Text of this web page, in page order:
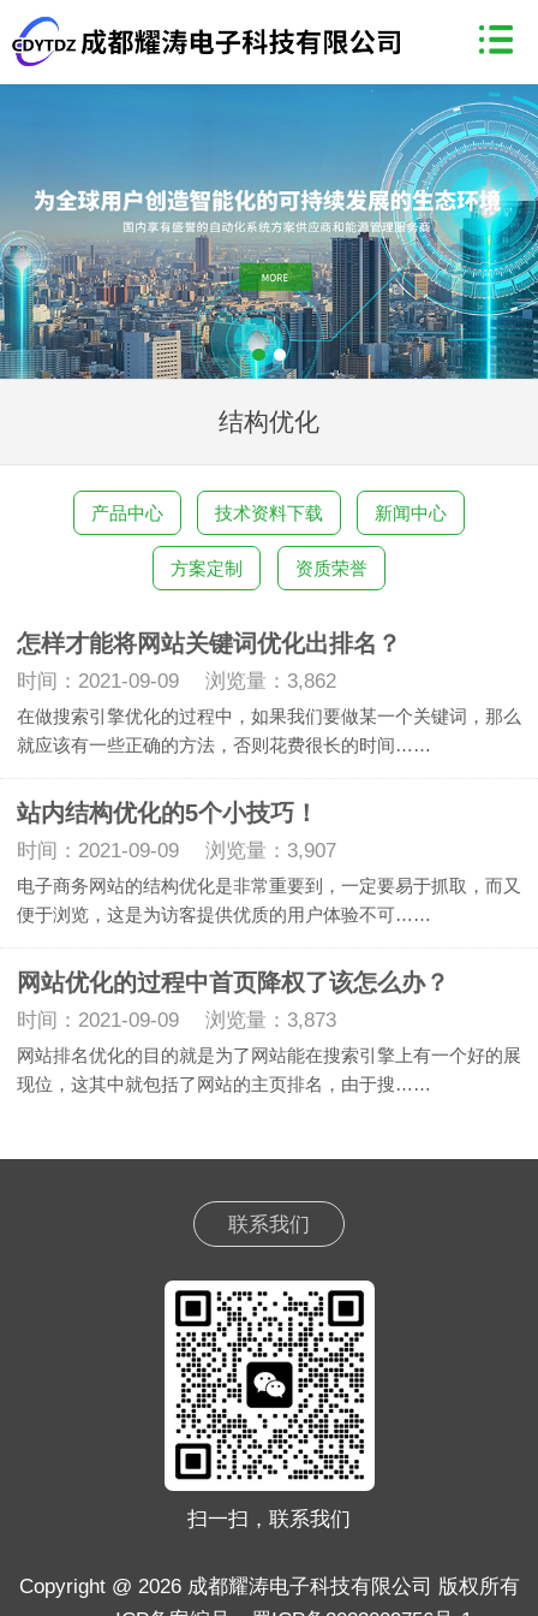
结构优化
产品中心 技术资料下载 新闻中心
方案定制 资质荣誉
怎样才能将网站关键词优化出排名？
时间：2021-09-09 浏览量：3,862
在做搜索引擎优化的过程中，如果我们要做某一个关键词，那么
就应该有一些正确的方法，否则花费很长的时间……
站内结构优化的5个小技巧！
时间：2021-09-09 浏览量：3,907
电子商务网站的结构优化是非常重要到，一定要易于抓取，而又
便于浏览，这是为访客提供优质的用户体验不可……
网站优化的过程中首页降权了该怎么办？
时间：2021-09-09 浏览量：3,873
网站排名优化的目的就是为了网站能在搜索引擎上有一个好的展
现位，这其中就包括了网站的主页排名，由于搜……
联系我们
扫一扫，联系我们
Copyright @ 2026 成都耀涛电子科技有限公司 版权所有